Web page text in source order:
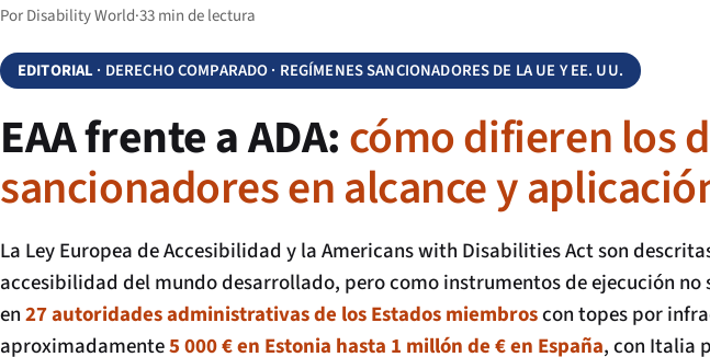
Por Disability World·33 min de lectura
EDITORIAL · DERECHO COMPARADO · REGÍMENES SANCIONADORES DE LA UE Y EE. UU.
EAA frente a ADA:cómo difieren los
sancionadores en alcance y
La Ley Europea de Accesibilidad y la Americans with Disabilities Act son
accesibilidad del mundo desarrollado, pero como instrumentos de ejecución no
en27 autoridades administrativas de los Estados miembroscon topes por
aproximadamente5 000 € en Estonia hasta 1 millón de € en España, con Italia